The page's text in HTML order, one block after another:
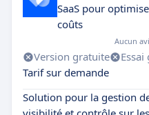
SaaS pour
coûts
Aucun
Version gratuite
Tarif sur demande
Solution pour la gestion